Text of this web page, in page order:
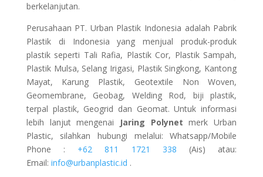
berkelanjutan.
Perusahaan PT. Urban Plastik Indonesia adalah Pabrik
Plastik di Indonesia yang menjual produk-produk
plastik seperti Tali Rafia, Plastik Cor, Plastik Sampah,
Plastik Mulsa, Selang Irigasi, Plastik Singkong, Kantong
Mayat, Karung Plastik, Geotextile Non Woven,
Geomembrane, Geobag, Welding Rod, biji plastik,
terpal plastik, Geogrid dan Geomat. Untuk informasi
lebih lanjut mengenai
Jaring Polynet merk Urban
Plastic, silahkan hubungi melalui: Whatsapp/Mobile
Phone : +62 811 1721 338 (Ais) atau:
Email: info@urbanplastic.id .